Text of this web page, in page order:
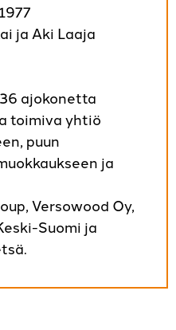
ja Aki Laaja
ajokonetta
toimiva yhtiö
puun
ja
Versowood Oy,
Suomi ja